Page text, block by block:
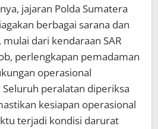
jajaran Polda Sumatera
berbagai sarana dan
dari kendaraan SAR
perlengkapan pemadaman
operasional
peralatan diperiksa
kesiapan operasional
terjadi kondisi darurat